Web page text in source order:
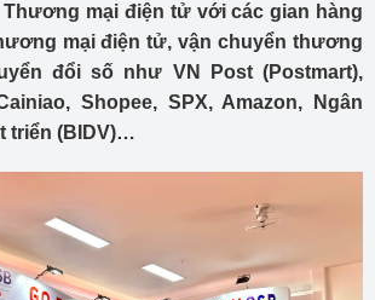
mại điện tử với các gian hàng
mại điện tử, vận chuyển thương
đổi số như VN Post (Postmart),
Shopee, SPX, Amazon, Ngân
triển (BIDV)…